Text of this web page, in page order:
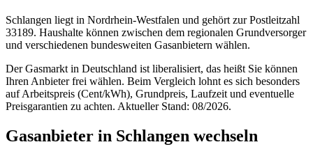
Schlangen liegt in Nordrhein-Westfalen und gehört zur Postleitzahl
33189. Haushalte können zwischen dem regionalen Grundversorger
und verschiedenen bundesweiten Gasanbietern wählen.
Der Gasmarkt in Deutschland ist liberalisiert, das heißt Sie können
Ihren Anbieter frei wählen. Beim Vergleich lohnt es sich besonders
auf Arbeitspreis (Cent/kWh), Grundpreis, Laufzeit und eventuelle
Preisgarantien zu achten. Aktueller Stand: 08/2026.
Gasanbieter in Schlangen wechseln